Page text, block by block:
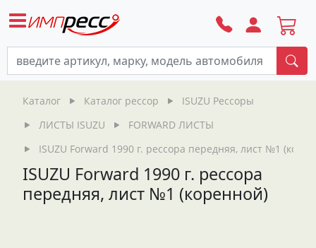
Каталог Каталог рессор
ISUZU Рессоры
ЛИСТЫ ISUZU
FORWARD ЛИСТЫ
ISUZU Forward 1990 г. рессора передняя, лист №1
ISUZU Forward 1990 г. рессора
передняя, лист №1 (коренной)